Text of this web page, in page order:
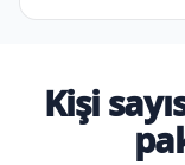
Kişi